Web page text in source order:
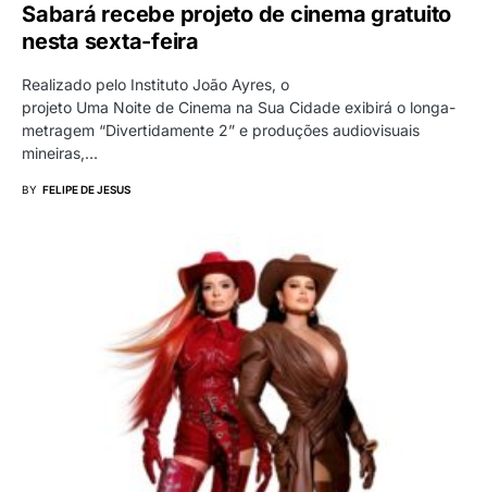
Sabará recebe projeto de cinema gratuito
nesta sexta-feira
Realizado pelo Instituto João Ayres, o
projeto Uma Noite de Cinema na Sua Cidade exibirá o longa-
metragem “Divertidamente 2” e produções audiovisuais
mineiras,…
BY FELIPE DE JESUS